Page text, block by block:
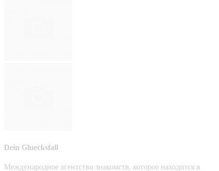
Dein Gluecksfall
Международное агентство знакомств, которое находится в